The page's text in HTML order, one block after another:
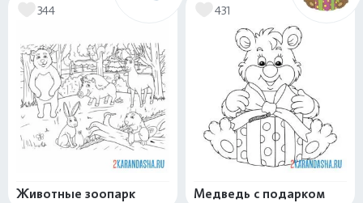
344
Животные зоопарк
431
Медведь с подарком